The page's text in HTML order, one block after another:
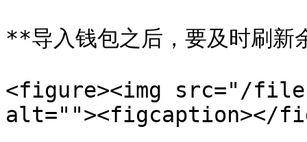
**导入钱包之后，要及时刷新
<figure><img src="/files/
alt=""><figcaption></